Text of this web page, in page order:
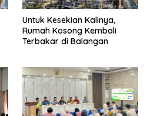
Untuk Kesekian Kalinya,
Rumah Kosong Kembali
Terbakar di Balangan